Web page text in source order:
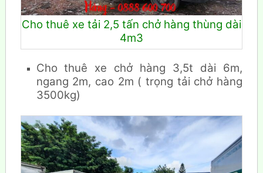
Cho thuê xe tải 2,5 tấn chở hàng thùng dài
4m3
Cho thuê xe chở hàng 3,5t dài 6m,
ngang 2m, cao 2m ( trọng tải chở hàng
3500kg)